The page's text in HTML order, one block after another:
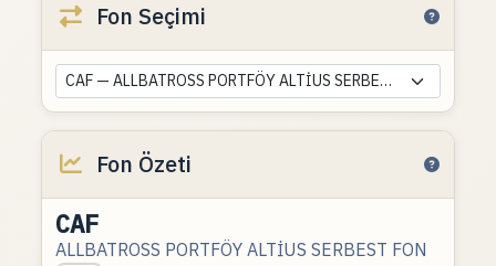
Fon Seçimi
CAF — ALLBATROSS PORTFÖY ALTİUS SERBEST FON
Fon Özeti
CAF
ALLBATROSS PORTFÖY ALTİUS SERBEST FON